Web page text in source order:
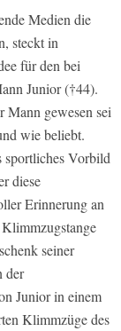
Medien die
steckt in
für den bei
Junior (†44).
Mann gewesen sei
wie beliebt.
sportliches Vorbild
diese
Erinnerung an
seiner
der
Junior in einem
Klimmzüge des